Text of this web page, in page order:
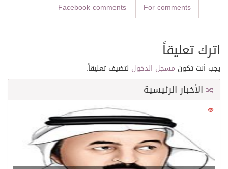
For comments
Facebook comments
اترك تعليقاً
يجب أنت تكون مسجل الدخول لتضيف تعليقاً.
الأخبار الرئيسية
21607